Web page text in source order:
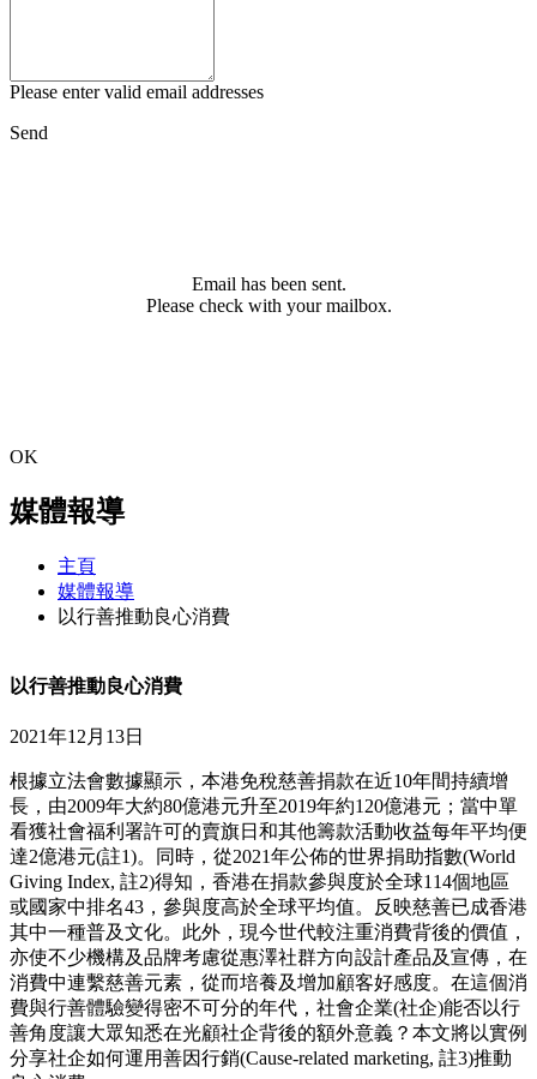
Please enter valid email addresses
Send
Email has been sent.
Please check with your mailbox.
OK
媒體報導
主頁
媒體報導
以行善推動良心消費
以行善推動良心消費
2021年12月13日
根據立法會數據顯示，本港免稅慈善捐款在近10年間持續增
長，由2009年大約80億港元升至2019年約120億港元；當中單
看獲社會福利署許可的賣旗日和其他籌款活動收益每年平均便
達2億港元(註1)。同時，從2021年公佈的世界捐助指數(World
Giving Index, 註2)得知，香港在捐款參與度於全球114個地區
或國家中排名43，參與度高於全球平均值。反映慈善已成香港
其中一種普及文化。此外，現今世代較注重消費背後的價值，
亦使不少機構及品牌考慮從惠澤社群方向設計產品及宣傳，在
消費中連繫慈善元素，從而培養及增加顧客好感度。在這個消
費與行善體驗變得密不可分的年代，社會企業(社企)能否以行
善角度讓大眾知悉在光顧社企背後的額外意義？本文將以實例
分享社企如何運用善因行銷(Cause-related marketing, 註3)推動